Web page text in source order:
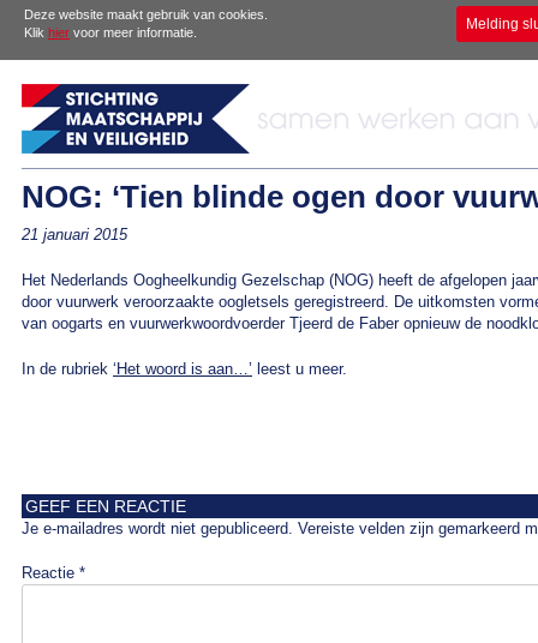
Deze website maakt gebruik van cookies.
Klik hier voor meer informatie. Melding
NOG: ‘Tien blinde ogen door
21 januari 2015
Het Nederlands Oogheelkundig Gezelschap (NOG) heeft de afgelopen
door vuurwerk veroorzaakte oogletsels geregistreerd. De uitkomsten
van oogarts en vuurwerkwoordvoerder Tjeerd de Faber opnieuw de
In de rubriek ‘Het woord is aan…’ leest u meer.
GEEF EEN REACTIE
Je e-mailadres wordt niet gepubliceerd. Vereiste velden zijn gemarkeerd
Reactie *